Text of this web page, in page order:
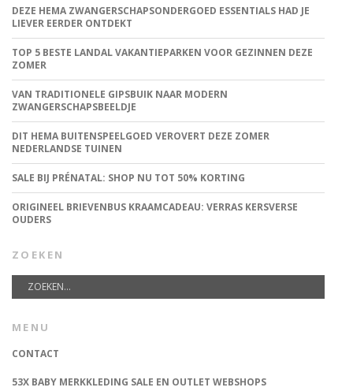
DEZE HEMA ZWANGERSCHAPSONDERGOED ESSENTIALS HAD JE
LIEVER EERDER ONTDEKT
TOP 5 BESTE LANDAL VAKANTIEPARKEN VOOR GEZINNEN DEZE
ZOMER
VAN TRADITIONELE GIPSBUIK NAAR MODERN
ZWANGERSCHAPSBEELDJE
DIT HEMA BUITENSPEELGOED VEROVERT DEZE ZOMER
NEDERLANDSE TUINEN
SALE BIJ PRÉNATAL: SHOP NU TOT 50% KORTING
ORIGINEEL BRIEVENBUS KRAAMCADEAU: VERRAS KERSVERSE
OUDERS
ZOEKEN
MENU
CONTACT
53X BABY MERKKLEDING SALE EN OUTLET WEBSHOPS